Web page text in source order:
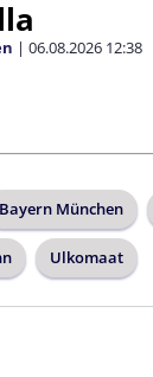
| 06.08.2026 12:38
Bayern München
Ulkomaat